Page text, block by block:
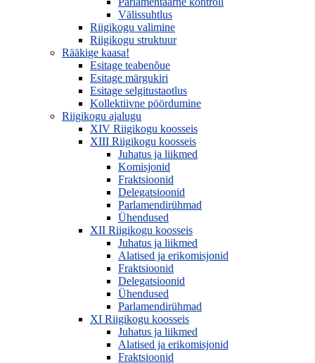
Välissuhtlus
Riigikogu valimine
Riigikogu struktuur
Rääkige kaasa!
Esitage teabenõue
Esitage märgukiri
Esitage selgitustaotlus
Kollektiivne pöördumine
Riigikogu ajalugu
XIV Riigikogu koosseis
XIII Riigikogu koosseis
Juhatus ja liikmed
Komisjonid
Fraktsioonid
Delegatsioonid
Parlamendirühmad
Ühendused
XII Riigikogu koosseis
Juhatus ja liikmed
Alatised ja erikomisjonid
Fraktsioonid
Delegatsioonid
Ühendused
Parlamendirühmad
XI Riigikogu koosseis
Juhatus ja liikmed
Alatised ja erikomisjonid
Fraktsioonid